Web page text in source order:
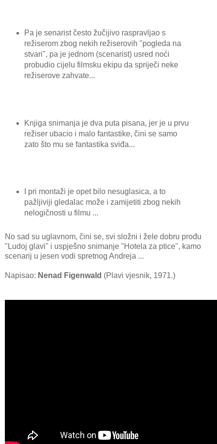
Pa je senarist često žučijivo raspravljao s
režiserom zbog nekih režiserovih "pogleda na
stvari", pa je jednom (scenarist) usred noći
probudio cijelu filmsku ekipu da spriječi neke
režiserove zahvate...
Knjiga snimanja je dva puta pisana, jer je u prvu
režiser ubacio i malo fantastike, čini se samo
zato što mu se fantastika sviđa...
I pri montaži je opet bilo nesuglasica, a to
pažljiviji gledalac može i zamijetiti zbog nekih
nelogičnosti u filmu ...
No sad su uglavnom, čini se, svi složni i žele dobru prođu
"Ludoj glavi" i uspješno snimanje "Hotela za ptice", kamo
scenarij u jesen vodi spretnog Andreja ...
Napisao: Nenad Figenwald (Plavi vjesnik, 1971.)